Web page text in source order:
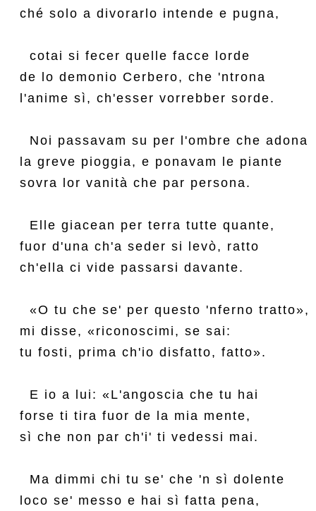
ché solo a divorarlo intende e pugna,
  cotai si fecer quelle facce lorde
de lo demonio Cerbero, che 'ntrona
l'anime sì, ch'esser vorrebber sorde.
  Noi passavam su per l'ombre che adona
la greve pioggia, e ponavam le piante
sovra lor vanità che par persona.
  Elle giacean per terra tutte quante,
fuor d'una ch'a seder si levò, ratto
ch'ella ci vide passarsi davante.
  «O tu che se' per questo 'nferno tratto»,
mi disse, «riconoscimi, se sai:
tu fosti, prima ch'io disfatto, fatto».
  E io a lui: «L'angoscia che tu hai
forse ti tira fuor de la mia mente,
sì che non par ch'i' ti vedessi mai.
  Ma dimmi chi tu se' che 'n sì dolente
loco se' messo e hai sì fatta pena,